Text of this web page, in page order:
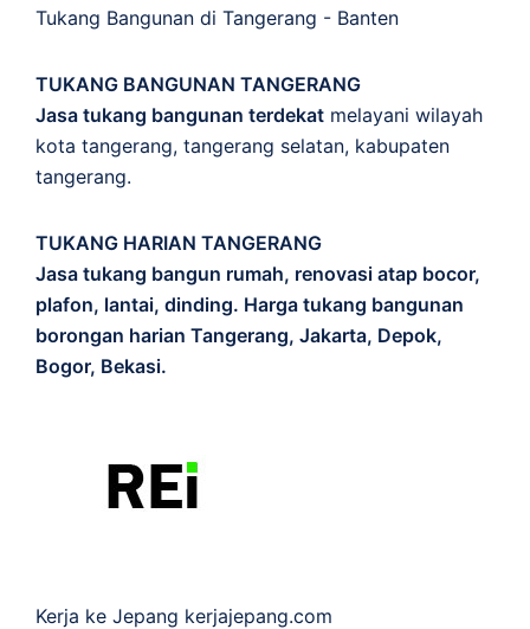
Tukang Bangunan di Tangerang - Banten
TUKANG BANGUNAN TANGERANG
Jasa tukang bangunan terdekat melayani wilayah
kota tangerang, tangerang selatan, kabupaten
tangerang.
TUKANG HARIAN TANGERANG
Jasa tukang bangun rumah, renovasi atap bocor,
plafon, lantai, dinding. Harga tukang bangunan
borongan harian Tangerang, Jakarta, Depok,
Bogor, Bekasi.
Kerja ke Jepang kerjajepang.com